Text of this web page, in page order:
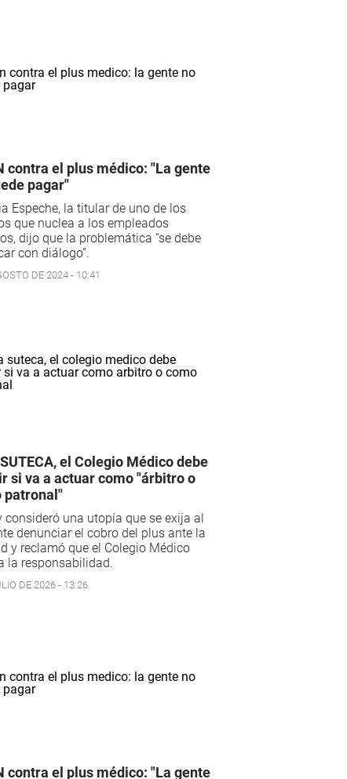
contra el plus médico: "La gente
pagar"
Espeche, la titular de uno de los
que nuclea a los empleados
dijo que la problemática “se debe
con diálogo”.
DE 2024 - 10:41
el Colegio Médico debe
si va a actuar como "árbitro o
patronal"
consideró una utopía que se exija al
denunciar el cobro del plus ante la
y reclamó que el Colegio Médico
la responsabilidad.
DE 2026 - 13:26
contra el plus médico: "La gente